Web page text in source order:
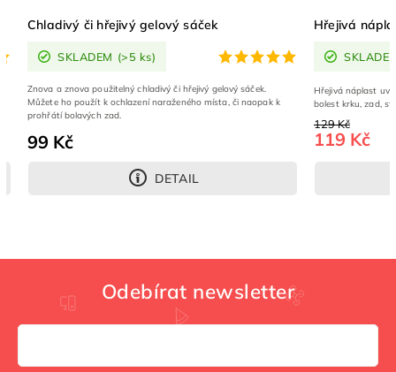
Chladivý či hřejivý gelový sáček
SKLADEM (>5 ks)
99 Kč
DETAIL
Znova a znova použitelný chladivý či hřejivý gelový sáček.
Můžete ho použít k ochlazení naraženého místa, či naopak k
prohřátí bolavých zad.
Hřejivá
129 Kč
119 Kč
Hřejivá náplast
bolest krku, zad,
Odebírat newsletter